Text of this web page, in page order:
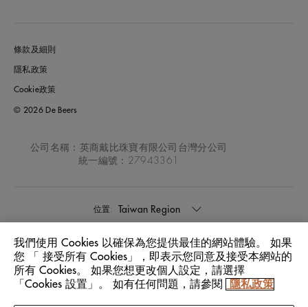
條款及細則
隱私政策
Cookie政策
© 2026 De Beers
公司名稱：英商戴比珠寶有限公司台灣分公司
統一編號：27943361
位置: Taiwan Region
語言: 中文
我們使用 Cookies 以確保為您提供最佳的網站體驗。 如果
您 「 接受所有 Cookies」，即表示您同意及接受本網站的
所有 Cookies。 如果您想更改個人設定，請選擇
「Cookies 設置」。 如有任何問題，請參閱
隱私政策